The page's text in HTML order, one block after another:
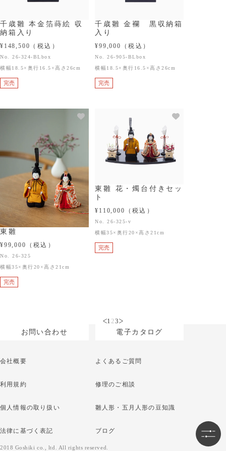
完売
千歳雛 本金箔蒔絵 収
納箱入り
¥148,500 （税込）
No. 26-324-BLbox
横幅18.5×奥行16.5×高さ26cm
完売
千歳雛 金襴 黒収納箱
入り
¥99,000 （税込）
No. 26-905-BLbox
横幅18.5×奥行16.5×高さ26cm
完売
東雛
¥99,000 （税込）
No. 26-325
横幅35×奥行20×高さ21cm
完売
東雛 花・燭台付きセッ
ト
¥110,000 （税込）
No. 26-325-v
横幅35×奥行20×高さ21cm
前のページ
1 23次のページ
お問い合わせ
電子カタログ
会社概要
利用規約
個人情報の取り扱い
法律に基づく表記
よくあるご質問
修理のご相談
雛人形・五月人形の豆知識
ブログ
2018 Goshiki co., ltd. All rights reserved.